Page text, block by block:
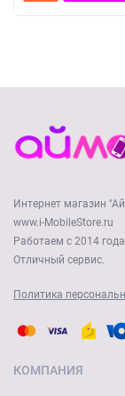
Интернет магазин
www.i-MobileStore.ru
Работаем с 2014
Отличный сервис.
Политика
КОМПАНИЯ